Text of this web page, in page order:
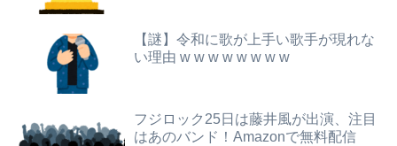
【閲覧注意・動画】大阪で警察に射殺された男の動画、エグい 撃たれてから叫びながら苦しみもがいて死ぬ
【謎】令和に歌が上手い歌手が現れな
い理由 w w w w w w w w
フジロック25日は藤井風が出演、注目
はあのバンド！Amazonで無料配信